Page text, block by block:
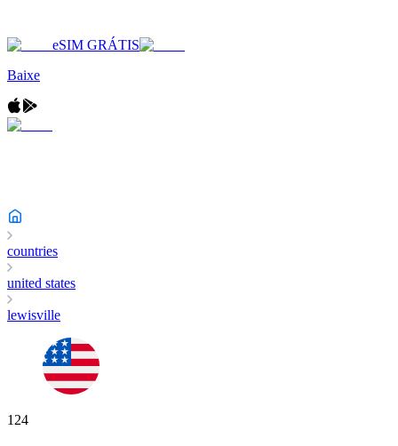
eSIM GRÁTIS
Baixe
countries
united states
lewisville
124